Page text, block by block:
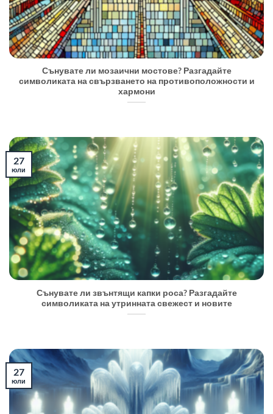
Сънувате ли мозаични мостове? Разгадайте
символиката на свързването на противоположности и
хармони
Сънувате ли звънтящи капки роса? Разгадайте
символиката на утринната свежест и новите
27
юли
27
юли